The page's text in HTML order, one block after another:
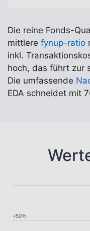
Die reine Fonds-
mittlere fynup-ratio
inkl.
hoch, das führt zur
Die umfassende
EDA schneidet mit
+50%